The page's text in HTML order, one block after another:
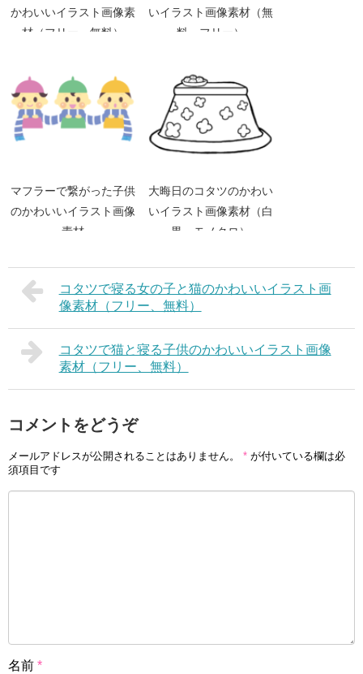
かわいいイラスト画像素
材（フリー、無料）
いイラスト画像素材（無
料、フリー）
マフラーで繋がった子供
のかわいいイラスト画像
素材
大晦日のコタツのかわい
いイラスト画像素材（白
黒、モノクロ）
コタツで寝る女の子と猫のかわいいイラスト画
像素材（フリー、無料）
コタツで猫と寝る子供のかわいいイラスト画像
素材（フリー、無料）
コメントをどうぞ
メールアドレスが公開されることはありません。 * が付いている欄は必
須項目です
名前 *